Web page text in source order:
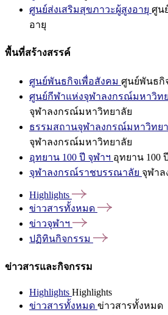
ศูนย์ส่งเสริมสุขภาวะผู้สูงอายุ ศูน
อายุ
พื้นที่สร้างสรรค์
ศูนย์พันธกิจเพื่อสังคม ศูนย์พันธกิ
ศูนย์กีฬาแห่งจุฬาลงกรณ์มหาวิท
จุฬาลงกรณ์มหาวิทยาลัย
ธรรมสถานจุฬาลงกรณ์มหาวิทย
จุฬาลงกรณ์มหาวิทยาลัย
อุทยาน 100 ปี จุฬาฯ อุทยาน 100
จุฬาลงกรณ์ราชบรรณาลัย จุฬา
Highlights
ข่าวสารทั้งหมด
ข่าวจุฬาฯ
ปฏิทินกิจกรรม
ข่าวสารและกิจกรรม
Highlights Highlights
ข่าวสารทั้งหมด ข่าวสารทั้งหมด